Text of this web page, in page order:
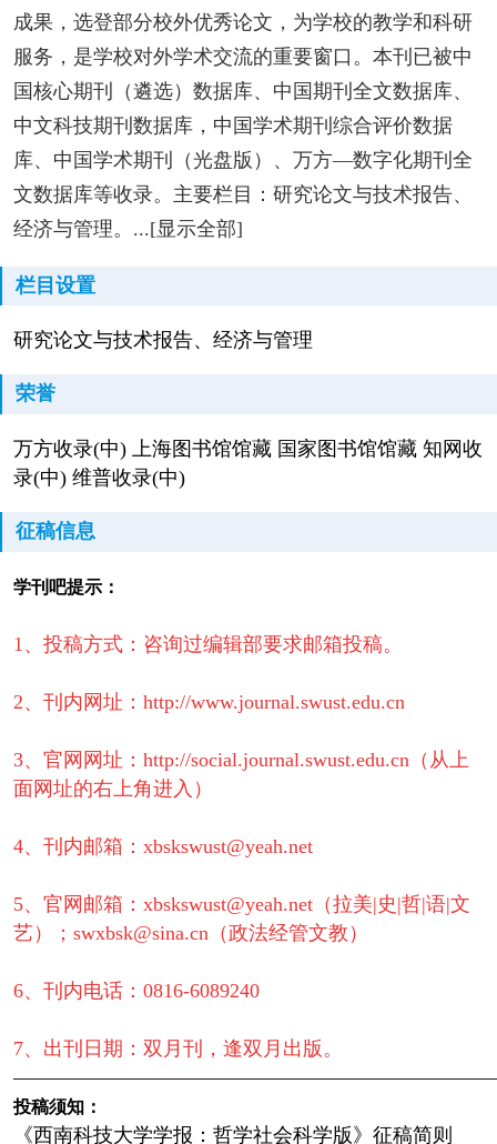
成果，选登部分校外优秀论文，为学校的教学和科研
服务，是学校对外学术交流的重要窗口。本刊已被中
国核心期刊（遴选）数据库、中国期刊全文数据库、
中文科技期刊数据库，中国学术期刊综合评价数据
库、中国学术期刊（光盘版）、万方—数字化期刊全
文数据库等收录。主要栏目：研究论文与技术报告、
经济与管理。...[显示全部]
栏目设置
研究论文与技术报告、经济与管理
荣誉
万方收录(中) 上海图书馆馆藏 国家图书馆馆藏 知网收
录(中) 维普收录(中)
征稿信息
学刊吧提示：
1、投稿方式：咨询过编辑部要求邮箱投稿。
2、刊内网址：http://www.journal.swust.edu.cn
3、官网网址：http://social.journal.swust.edu.cn（从上
面网址的右上角进入）
4、刊内邮箱：xbskswust@yeah.net
5、官网邮箱：xbskswust@yeah.net（拉美|史|哲|语|文
艺）； swxbsk@sina.cn（政法经管文教）
6、刊内电话：0816-6089240
7、出刊日期：双月刊，逢双月出版。
投稿须知：
《西南科技大学学报：哲学社会科学版》征稿简则